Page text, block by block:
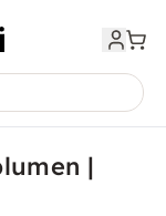
|